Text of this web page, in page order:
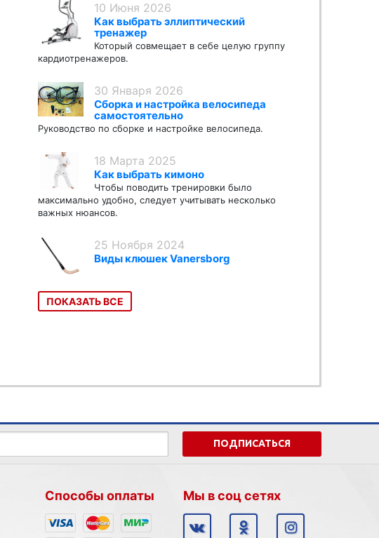
10 Июня 2026
Как выбрать эллиптический
тренажер
Который совмещает в себе целую группу
кардиотренажеров.
30 Января 2026
Сборка и настройка велосипеда
самостоятельно
Руководство по сборке и настройке велосипеда.
18 Марта 2025
Как выбрать кимоно
Чтобы поводить тренировки было
максимально удобно, следует учитывать несколько
важных нюансов.
25 Ноября 2024
Виды клюшек Vanersborg
ПОКАЗАТЬ ВСЕ
ПОДПИСАТЬСЯ
Способы оплаты Мы в соц сетях